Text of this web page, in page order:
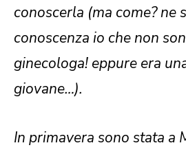
conoscerla (ma come? ne
conoscenza io che non
ginecologa! eppure era
giovane…).
In primavera sono stata a